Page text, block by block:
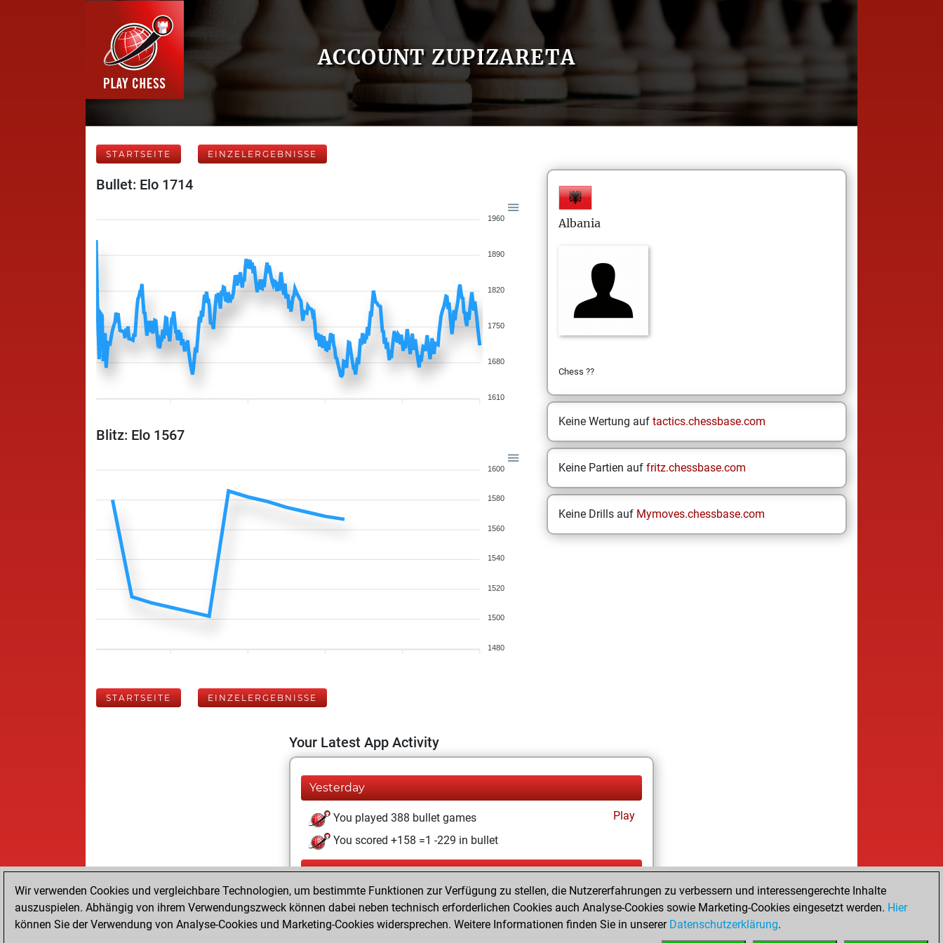
ACCOUNT ZUPIZARETA
STARTSEITE EINZELERGEBNISSE
Bullet: Elo 1714
1960
1890
1820
1750
1680
1610
Blitz: Elo 1567
1600
1580
1560
1540
1520
1500
1480
Albania
Chess ??
Keine Wertung auf tactics.chessbase.com
Keine Partien auf fritz.chessbase.com
Keine Drills auf Mymoves.chessbase.com
STARTSEITE EINZELERGEBNISSE
Your Latest App Activity
Yesterday
You played 388 bullet games
Play
You scored +158 =1 -229 in bullet
Mittwoch, Juli 15, 2026
You played 12 blitz games
Play
You scored +1 =0 -11 in blitz
Wir verwenden Cookies und vergleichbare Technologien, um bestimmte Funktionen zur Verfügung zu stellen, die Nutzererfahrungen zu verbessern und interessengerechte Inhalte
auszuspielen. Abhängig von ihrem Verwendungszweck können dabei neben technisch erforderlichen Cookies auch Analyse-Cookies sowie Marketing-Cookies eingesetzt werden. Hier
können Sie der Verwendung von Analyse-Cookies und Marketing-Cookies widersprechen. Weitere Informationen finden Sie in unserer Datenschutzerklärung.